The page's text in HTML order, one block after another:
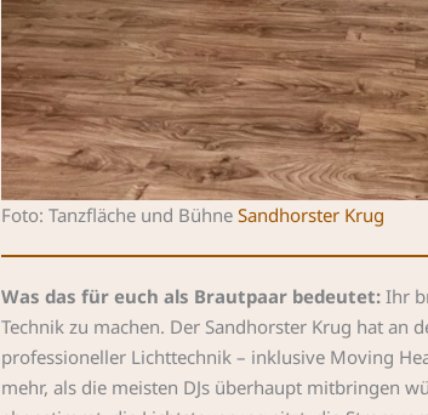
Foto: Tanzfläche und BühneSandhorster Krug
Was das für euch als Brautpaar bedeutet: Ihr
Technik zu machen. Der Sandhorster Krug hat an
professioneller Lichttechnik – inklusive Moving
mehr, als die meisten DJs überhaupt mitbringen